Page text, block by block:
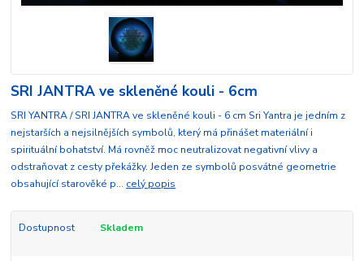
SRI JANTRA ve skleněné kouli - 6cm
SRI YANTRA / SRI JANTRA ve skleněné kouli - 6 cm Sri Yantra je jedním z
nejstarších a nejsilnějších symbolů, který má přinášet materiální i
spirituální bohatství. Má rovněž moc neutralizovat negativní vlivy a
odstraňovat z cesty překážky. Jeden ze symbolů posvátné geometrie
obsahující starověké p... celý popis
Dostupnost Skladem